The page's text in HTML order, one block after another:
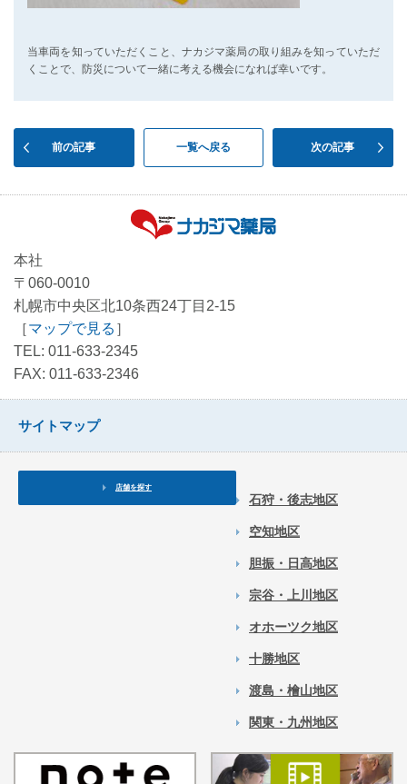
当車両を知っていただくこと、ナカジマ薬局の取り組みを知っていただ
くことで、防災について一緒に考える機会になれば幸いです。
前の記事 一覧へ戻る 次の記事
本社
〒060-0010
札幌市中央区北10条西24丁目2-15
［マップで見る ］
TEL: 011-633-2345
FAX: 011-633-2346
サイトマップ
店舗を探す
石狩・後志地区
空知地区
胆振・日高地区
宗谷・上川地区
オホーツク地区
十勝地区
渡島・檜山地区
関東・九州地区